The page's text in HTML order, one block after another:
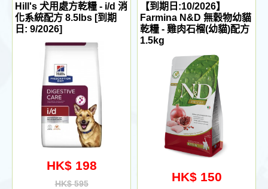
Hill's 犬用處方乾糧 - i/d 消
化系統配方 8.5lbs [到期
日: 9/2026]
HK$ 198
HK$ 595
【到期日:10/2026】
Farmina N&D 無穀物幼貓
乾糧 - 雞肉石榴(幼貓)配方
1.5kg
HK$ 150